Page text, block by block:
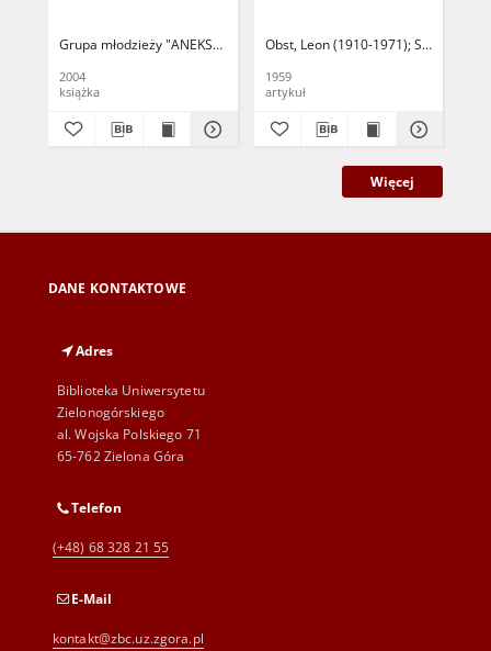
Grupa młodzieży "ANEKS" przy Szkole Podstawowej w Brójcach - red.
2004
książka
Obst, Leon (1910-1971) Sauter,
1959
artykuł
Więcej
DANE KONTAKTOWE
Adres
Biblioteka Uniwersytetu
Zielonogórskiego
al. Wojska Polskiego 71
65-762 Zielona Góra
Telefon
(+48) 68 328 21 55
E-Mail
kontakt@zbc.uz.zgora.pl